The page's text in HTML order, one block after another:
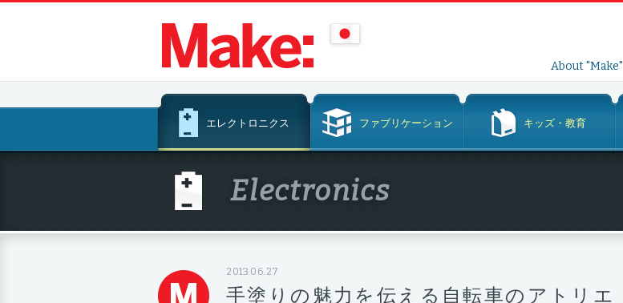
テ
ツ
へ
About "Make"
テ
ス
エレクトロニクス ファブリケーション キッズ・教育
Electronics
2013.06.27
手塗りの魅力を伝える自転車のアトリエ